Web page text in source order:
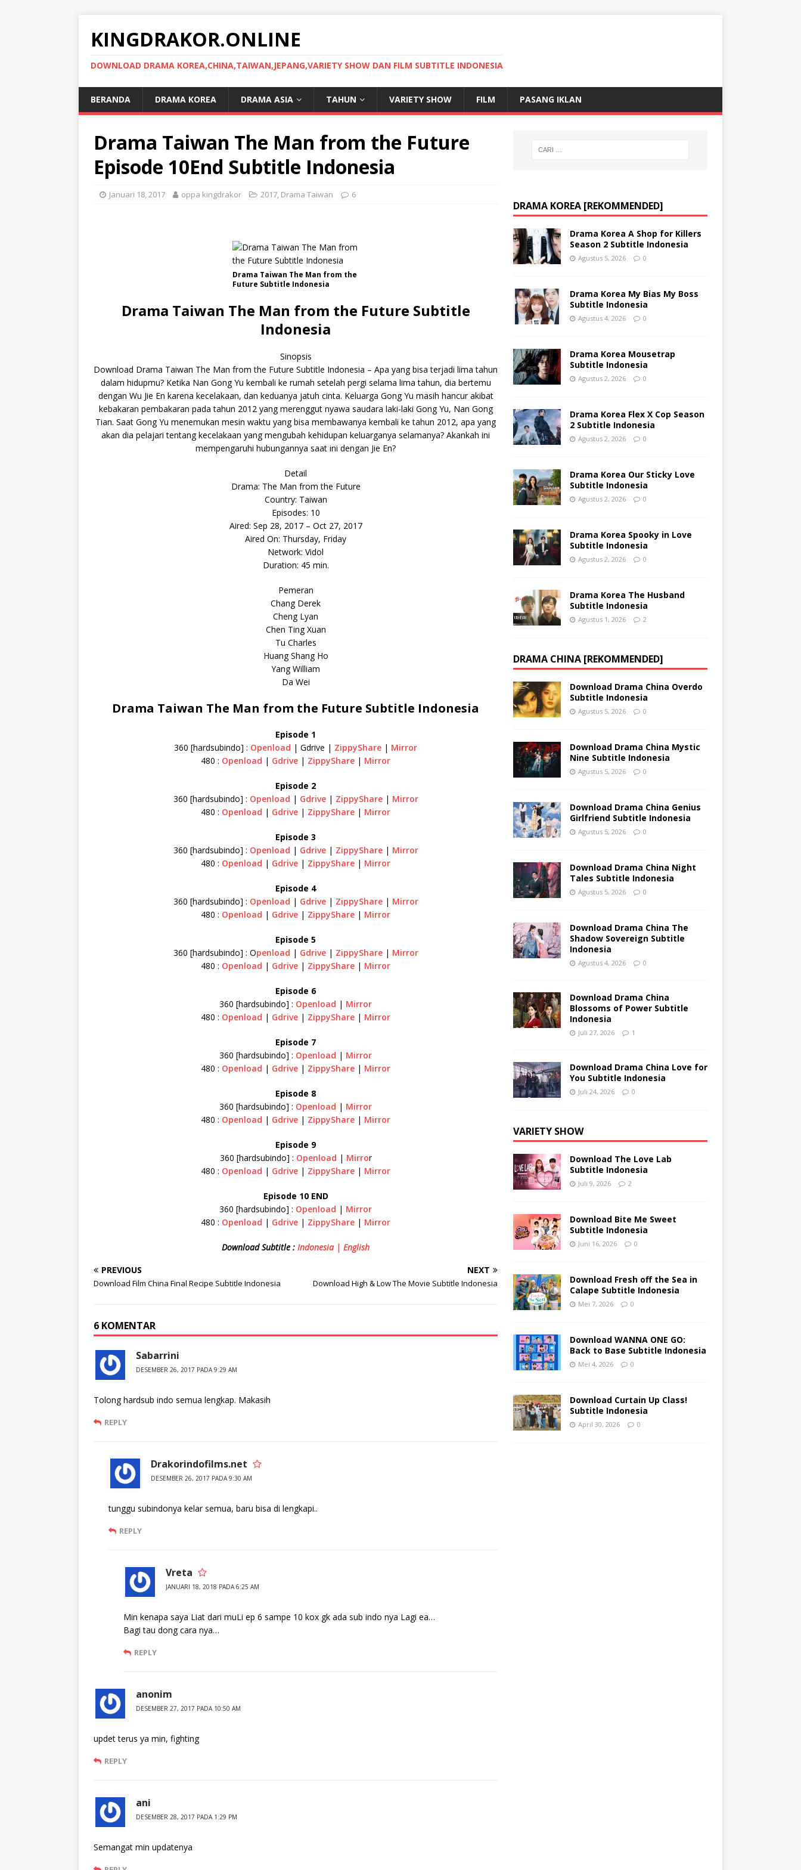
KINGDRAKOR.ONLINE
DOWNLOAD DRAMA KOREA,CHINA,TAIWAN,JEPANG,VARIETY SHOW DAN FILM SUBTITLE INDONESIA
BERANDA DRAMA KOREA DRAMA ASIA TAHUN VARIETY SHOW FILM PASANG IKLAN
Drama Taiwan The Man from the Future
Episode 10End Subtitle Indonesia
Januari 18, 2017 oppa kingdrakor 2017, Drama Taiwan 6
Drama Taiwan The Man from the
Future Subtitle Indonesia
Drama Taiwan The Man from the Future Subtitle
Indonesia
Sinopsis
Download Drama Taiwan The Man from the Future Subtitle Indonesia – Apa yang bisa terjadi lima tahun
dalam hidupmu? Ketika Nan Gong Yu kembali ke rumah setelah pergi selama lima tahun, dia bertemu
dengan Wu Jie En karena kecelakaan, dan keduanya jatuh cinta. Keluarga Gong Yu masih hancur akibat
kebakaran pembakaran pada tahun 2012 yang merenggut nyawa saudara laki-laki Gong Yu, Nan Gong
Tian. Saat Gong Yu menemukan mesin waktu yang bisa membawanya kembali ke tahun 2012, apa yang
akan dia pelajari tentang kecelakaan yang mengubah kehidupan keluarganya selamanya? Akankah ini
mempengaruhi hubungannya saat ini dengan Jie En?
Detail
Drama: The Man from the Future
Country: Taiwan
Episodes: 10
Aired: Sep 28, 2017 – Oct 27, 2017
Aired On: Thursday, Friday
Network: Vidol
Duration: 45 min.
Pemeran
Chang Derek
Cheng Lyan
Chen Ting Xuan
Tu Charles
Huang Shang Ho
Yang William
Da Wei
Drama Taiwan The Man from the Future Subtitle Indonesia
Episode 1
360 [hardsubindo] : Openload | Gdrive | ZippyShare | Mirror
480 : Openload | Gdrive | ZippyShare | Mirror
Episode 2
360 [hardsubindo] : Openload | Gdrive| ZippyShare| Mirror
480 : Openload | Gdrive | ZippyShare | Mirror
Episode 3
360 [hardsubindo] : Openload | Gdrive| ZippyShare| Mirror
480 : Openload | Gdrive | ZippyShare | Mirror
Episode 4
360 [hardsubindo] : Openload | Gdrive| ZippyShare| Mirror
480 : Openload | Gdrive | ZippyShare | Mirror
Episode 5
360 [hardsubindo] : Openload | Gdrive| ZippyShare| Mirror
480 : Openload | Gdrive | ZippyShare | Mirror
Episode 6
360 [hardsubindo] : Openload | Mirror
480 : Openload | Gdrive | ZippyShare | Mirror
Episode 7
360 [hardsubindo] : Openload | Mirror
480 : Openload | Gdrive | ZippyShare | Mirror
Episode 8
360 [hardsubindo] : Openload | Mirror
480 : Openload | Gdrive | ZippyShare | Mirror
Episode 9
360 [hardsubindo] : Openload | Mirror
480 : Openload | Gdrive | ZippyShare | Mirror
Episode 10 END
360 [hardsubindo] : Openload | Mirror
480 : Openload | Gdrive | ZippyShare | Mirror
Download Subtitle :Indonesia | English
PREVIOUS
Download Film China Final Recipe Subtitle Indonesia
NEXT
Download High & Low The Movie Subtitle Indonesia
6 KOMENTAR
Sabarrini
DESEMBER 26, 2017 PADA 9:29 AM
Tolong hardsub indo semua lengkap. Makasih
REPLY
Drakorindofilms.net
DESEMBER 26, 2017 PADA 9:30 AM
tunggu subindonya kelar semua, baru bisa di lengkapi..
REPLY
Vreta
JANUARI 18, 2018 PADA 6:25 AM
Min kenapa saya Liat dari muLi ep 6 sampe 10 kox gk ada sub indo nya Lagi ea…
Bagi tau dong cara nya…
REPLY
anonim
DESEMBER 27, 2017 PADA 10:50 AM
updet terus ya min, fighting
REPLY
ani
DESEMBER 28, 2017 PADA 1:29 PM
Semangat min updatenya
DRAMA KOREA [REKOMMENDED]
Drama Korea A Shop for Killers
Season 2 Subtitle Indonesia
Agustus 5, 2026 0
Drama Korea My Bias My Boss
Subtitle Indonesia
Agustus 4, 2026 0
Drama Korea Mousetrap
Subtitle Indonesia
Agustus 2, 2026 0
Drama Korea Flex X Cop Season
2 Subtitle Indonesia
Agustus 2, 2026 0
Drama Korea Our Sticky Love
Subtitle Indonesia
Agustus 2, 2026 0
Drama Korea Spooky in Love
Subtitle Indonesia
Agustus 2, 2026 0
Drama Korea The Husband
Subtitle Indonesia
Agustus 1, 2026 2
DRAMA CHINA [REKOMMENDED]
Download Drama China Overdo
Subtitle Indonesia
Agustus 5, 2026 0
Download Drama China Mystic
Nine Subtitle Indonesia
Agustus 5, 2026 0
Download Drama China Genius
Girlfriend Subtitle Indonesia
Agustus 5, 2026 0
Download Drama China Night
Tales Subtitle Indonesia
Agustus 5, 2026 0
Download Drama China The
Shadow Sovereign Subtitle
Indonesia
Agustus 4, 2026 0
Download Drama China
Blossoms of Power Subtitle
Indonesia
Juli 27, 2026 1
Download Drama China Love for
You Subtitle Indonesia
Juli 24, 2026 0
VARIETY SHOW
Download The Love Lab
Subtitle Indonesia
Juli 9, 2026 2
Download Bite Me Sweet
Subtitle Indonesia
Juni 16, 2026 0
Download Fresh off the Sea in
Calape Subtitle Indonesia
Mei 7, 2026 0
Download WANNA ONE GO:
Back to Base Subtitle Indonesia
Mei 4, 2026 0
Download Curtain Up Class!
Subtitle Indonesia
April 30, 2026 0